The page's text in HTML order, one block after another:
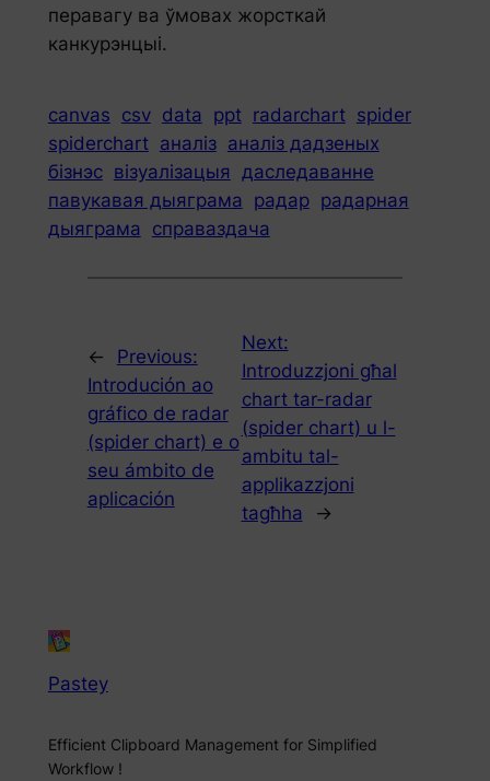
перавагу ва ўмовах жорсткай
канкурэнцыі.
canvas csv data ppt radarchart spider
spiderchart аналіз аналіз дадзеных
бізнэс візуалізацыя даследаванне
павукавая дыяграма
радар радарная
дыяграма
справаздача
←
Previous:
Introdución ao
gráfico de radar
(spider chart) e o
seu ámbito de
aplicación
Next:
Introduzzjoni għal
chart tar-radar
(spider chart) u l-
ambitu tal-
applikazzjoni
tagħha
→
Pastey
Efficient Clipboard Management for Simplified
Workflow !